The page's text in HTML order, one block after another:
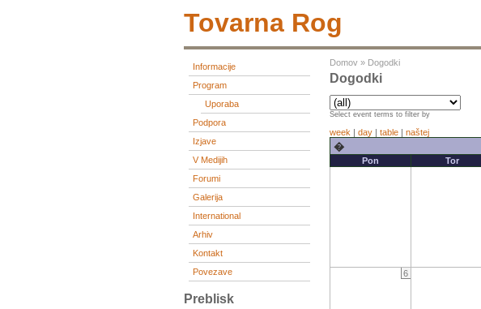
Tovarna Rog
Informacije
Program
Uporaba
Podpora
Izjave
V Medijih
Forumi
Galerija
International
Arhiv
Kontakt
Povezave
Preblisk
Domov » Dogodki
Dogodki
Select event terms to filter by
week | day | table | naštej
�
Pon Tor
6